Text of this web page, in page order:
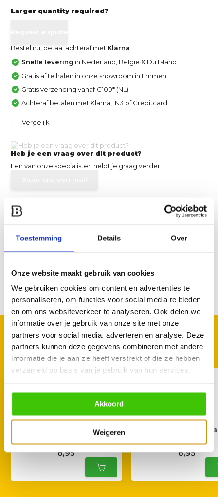
Toestemming Details Over
Onze website maakt gebruik van cookies
We gebruiken cookies om content en advertenties te
personaliseren, om functies voor social media te bieden
en om ons websiteverkeer te analyseren. Ook delen we
informatie over je gebruik van onze site met onze
partners voor social media, adverteren en analyse. Deze
partners kunnen deze gegevens combineren met andere
informatie die je aan ze heeft verstrekt of die ze hebben
verzameld op basis van je gebruik van hun services.
Akkoord
Weigeren
Larger quantity required?
Bestel nu, betaal achteraf met Klarna
Snelle levering in Nederland, België & Duitsland
Gratis af te halen in onze showroom in Emmen
Gratis verzending vanaf €100* (NL)
Achteraf betalen met Klarna, IN3 of Creditcard
Vergelijk
Heb je een vraag over dit product?
Een van onze specialisten helpt je graag verder!
Productomschrijving
Specificaties
GOED TE COMBINEREN
Met deze accessoires
Stubb's Sweet Heat BBQ
8,95
Stubb's Dr. Pepper
8,95